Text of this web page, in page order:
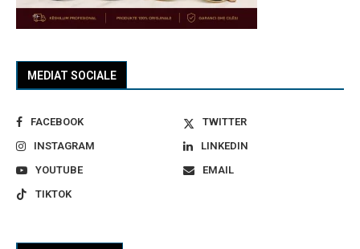
MEDIAT SOCIALE
FACEBOOK
TWITTER
INSTAGRAM
LINKEDIN
YOUTUBE
EMAIL
TIKTOK